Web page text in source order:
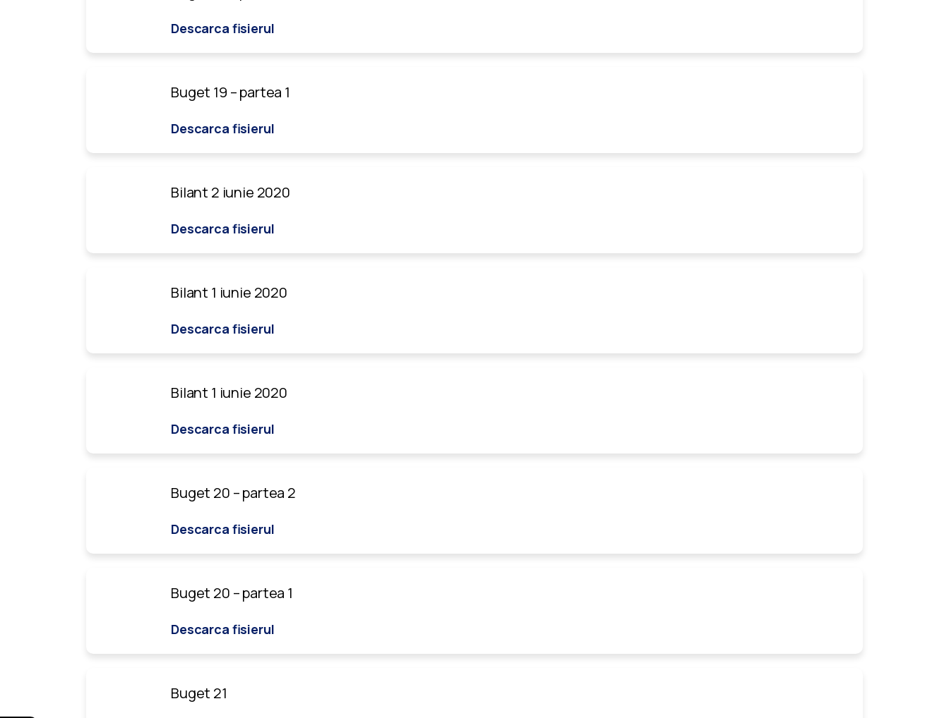
Descarca fisierul
Buget 19 – partea 1
Descarca fisierul
Bilant 2 iunie 2020
Descarca fisierul
Bilant 1 iunie 2020
Descarca fisierul
Bilant 1 iunie 2020
Descarca fisierul
Buget 20 – partea 2
Descarca fisierul
Buget 20 – partea 1
Descarca fisierul
Buget 21